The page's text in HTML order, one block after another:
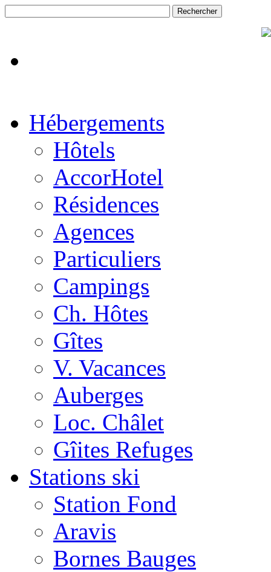
Hébergements
Hôtels
AccorHotel
Résidences
Agences
Particuliers
Campings
Ch. Hôtes
Gîtes
V. Vacances
Auberges
Loc. Châlet
Gîites Refuges
Stations ski
Station Fond
Aravis
Bornes Bauges